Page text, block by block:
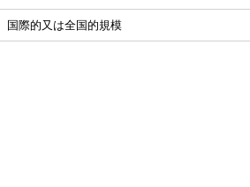
国際的又は全国的規模